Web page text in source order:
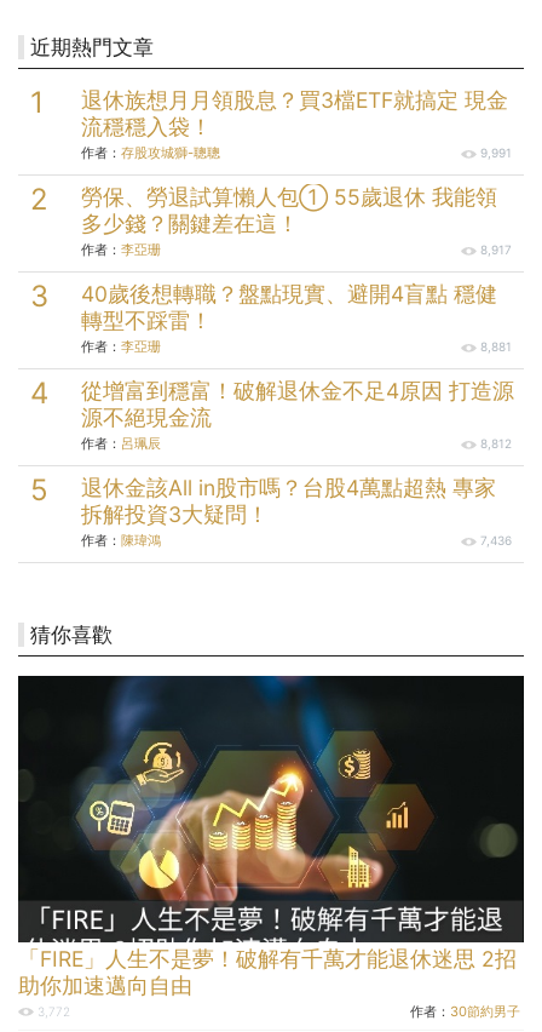
近期熱門文章
退休族想月月領股息？買3檔ETF就搞定 現金
流穩穩入袋！
作者： 存股攻城獅-聰聰 9,991
勞保、勞退試算懶人包① 55歲退休 我能領
多少錢？關鍵差在這！
作者： 李亞珊 8,917
40歲後想轉職？盤點現實、避開4盲點 穩健
轉型不踩雷！
作者： 李亞珊 8,881
從增富到穩富！破解退休金不足4原因 打造源
源不絕現金流
作者： 呂珮辰 8,812
退休金該All in股市嗎？台股4萬點超熱 專家
拆解投資3大疑問！
作者： 陳瑋鴻 7,436
猜你喜歡
「FIRE」人生不是夢！破解有千萬才能退休迷思 2招
助你加速邁向自由
3,772 作者： 30節約男子